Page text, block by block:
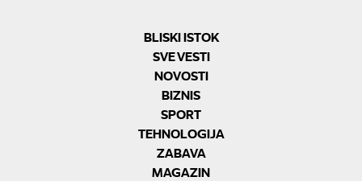
BLISKI ISTOK
SVE VESTI
NOVOSTI
BIZNIS
SPORT
TEHNOLOGIJA
ZABAVA
MAGAZIN